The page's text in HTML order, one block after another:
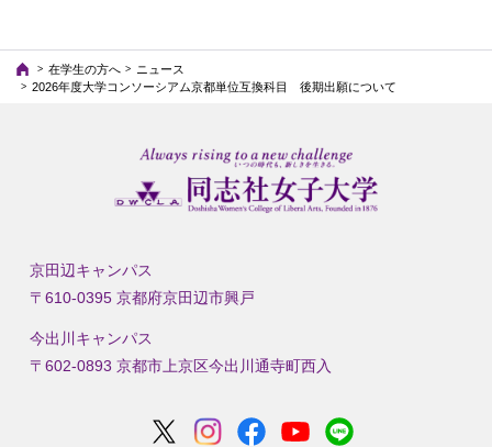
在学生の方へ
ニュース
2026年度大学コンソーシアム京都単位互換科目 後期出願について
京田辺キャンパス
〒610-0395 京都府京田辺市興戸
今出川キャンパス
〒602-0893 京都市上京区今出川通寺町西入